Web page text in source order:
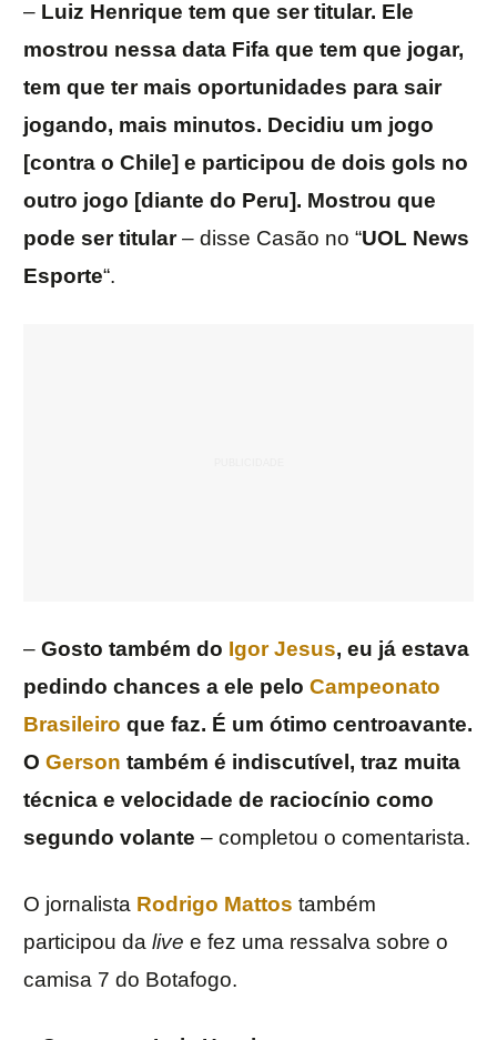
– Luiz Henrique tem que ser titular. Ele
mostrou nessa data Fifa que tem que jogar,
tem que ter mais oportunidades para sair
jogando, mais minutos. Decidiu um jogo
[contra o Chile] e participou de dois gols no
outro jogo [diante do Peru]. Mostrou que
pode ser titular– disse Casão no “UOL News
Esporte“.
– Gosto também do Igor Jesus, eu já estava
pedindo chances a ele pelo Campeonato
Brasileiro que faz. É um ótimo centroavante.
O Gerson também é indiscutível, traz muita
técnica e velocidade de raciocínio como
segundo volante – completou o comentarista.
O jornalista Rodrigo Mattos também
participou da live e fez uma ressalva sobre o
camisa 7 do Botafogo.